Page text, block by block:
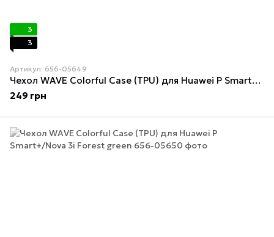
3
3
Артикул: 656-05649
Чехол WAVE Colorful Case (TPU) для Huawei P Smart+/Nova 3i Camellia
249 грн